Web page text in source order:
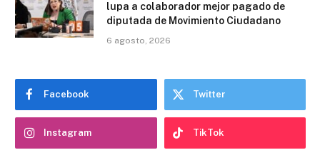
lupa a colaborador mejor pagado de
diputada de Movimiento Ciudadano
6 agosto, 2026
Facebook Twitter
Instagram TikTok